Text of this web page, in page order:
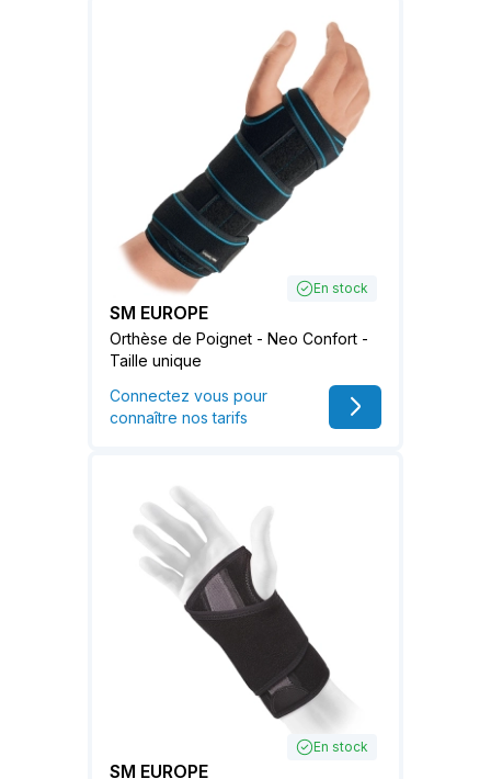
En stock
SM EUROPE
Orthèse de Poignet - Neo Confort -
Taille unique
Connectez vous pour
connaître nos tarifs
En stock
SM EUROPE